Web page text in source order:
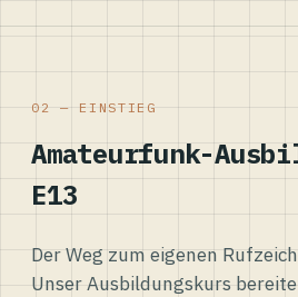
02 — EINSTIEG
Amateurfunk-
E13
Der Weg zum eigenen
Unser Ausbildungskurs